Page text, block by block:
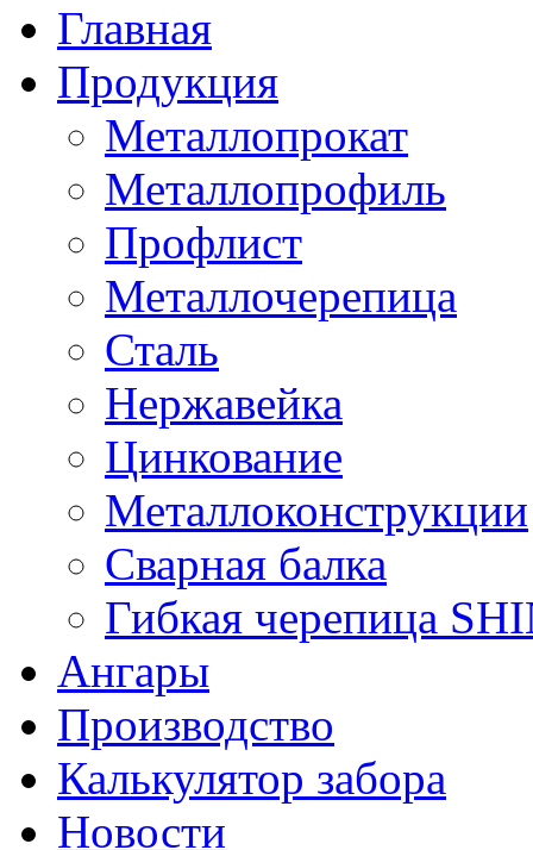
Главная
Продукция
Металлопрокат
Металлопрофиль
Профлист
Металлочерепица
Сталь
Нержавейка
Цинкование
Металлоконструкции
Сварная балка
Гибкая черепица
Ангары
Производство
Калькулятор забора
Новости